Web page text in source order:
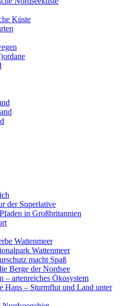
Küste
der Superlative
in Großbritannien
Wattenmeer
Wattenmeer
macht Spaß
Berge der Nordsee
– artenreiches Ökosystem
Hans – Sturmflut und Land unter